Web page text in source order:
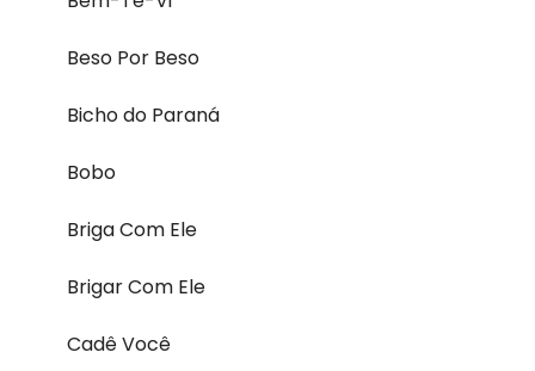
Beso Por Beso
Bicho do Paraná
Bobo
Briga Com Ele
Brigar Com Ele
Cadê Você